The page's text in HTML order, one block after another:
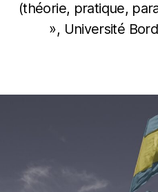
(théorie, pratique,
», Université